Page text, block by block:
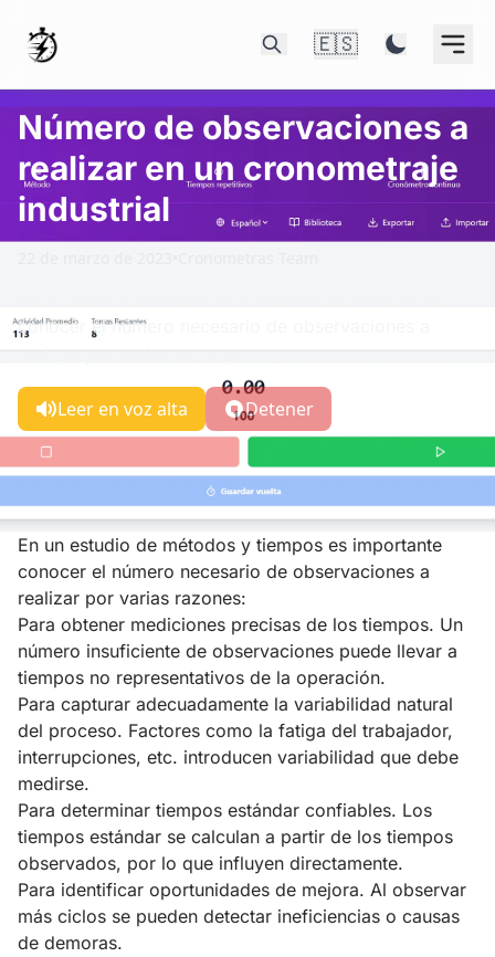
🇪🇸
Número de observaciones a
realizar en un cronometraje
industrial
conocer el número necesario de observaciones a
realizar por varias razones:...
Leer en voz alta Detener
En un estudio de métodos y tiempos es importante
conocer el número necesario de observaciones a
realizar por varias razones:
Para obtener mediciones precisas de los tiempos. Un
número insuficiente de observaciones puede llevar a
tiempos no representativos de la operación.
Para capturar adecuadamente la variabilidad natural
del proceso. Factores como la fatiga del trabajador,
interrupciones, etc. introducen variabilidad que debe
medirse.
Para determinar tiempos estándar confiables. Los
tiempos estándar se calculan a partir de los tiempos
observados, por lo que influyen directamente.
Para identificar oportunidades de mejora. Al observar
más ciclos se pueden detectar ineficiencias o causas
de demoras.